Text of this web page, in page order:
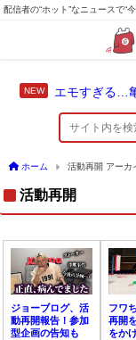
配信者の“ホット”なニュースで“今
ホーム 活動再開 アーカ
活動再開
ジョーブログ、活
動再開報告！参加
型企画の告知も
フワ
再開
をか